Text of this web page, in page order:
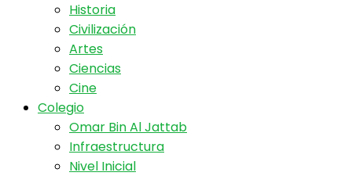
Historia
Civilización
Artes
Ciencias
Cine
Colegio
Omar Bin Al Jattab
Infraestructura
Nivel Inicial